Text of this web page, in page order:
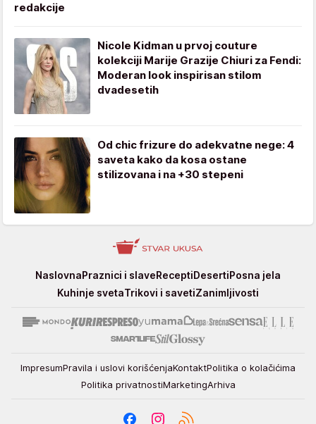
redakcije
Nicole Kidman u prvoj couture
kolekciji Marije Grazije Chiuri za Fendi:
Moderan look inspirisan stilom
dvadesetih
Od chic frizure do adekvatne nege: 4
saveta kako da kosa ostane
stilizovana i na +30 stepeni
StvarNaslovnaPraznici i slaveReceptiDesertiPosna jela
Kuhinje svetaTrikovi i savetiZanimljivosti
ImpresumPravila i uslovi korišćenjaKontaktPolitika o kolačićima
Politika privatnostiMarketingArhiva